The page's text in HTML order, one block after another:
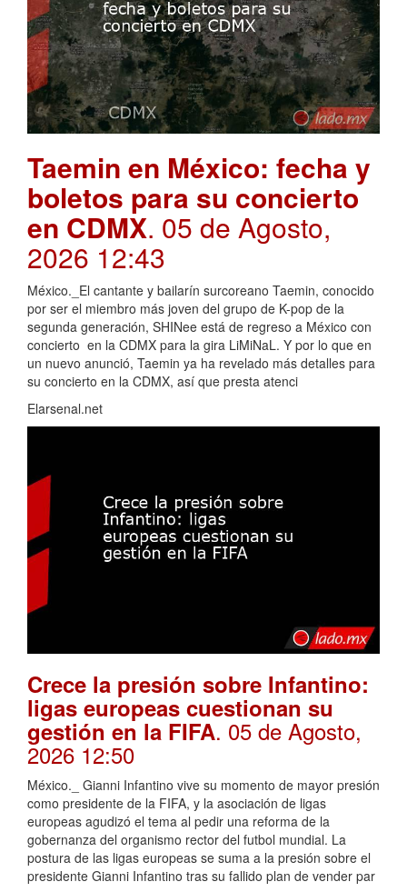
Taemin en México: fecha y
boletos para su concierto
en CDMX. 05 de Agosto,
2026 12:43
México._El cantante y bailarín surcoreano Taemin, conocido
por ser el miembro más joven del grupo de K-pop de la
segunda generación, SHINee está de regreso a México con
concierto en la CDMX para la gira LiMiNaL. Y por lo que en
un nuevo anunció, Taemin ya ha revelado más detalles para
su concierto en la CDMX, así que presta atenci
Elarsenal.net
Crece la presión sobre Infantino:
ligas europeas cuestionan su
gestión en la FIFA. 05 de Agosto,
2026 12:50
México._ Gianni Infantino vive su momento de mayor presión
como presidente de la FIFA, y la asociación de ligas
europeas agudizó el tema al pedir una reforma de la
gobernanza del organismo rector del futbol mundial. La
postura de las ligas europeas se suma a la presión sobre el
presidente Gianni Infantino tras su fallido plan de vender par